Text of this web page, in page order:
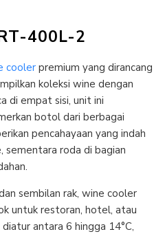
400L-2
coolerpremium yang dirancang
koleksi wine dengan
di empat sisi, unit ini
botol dari berbagai
pencahayaan yang indah
sementara roda di bagian
sembilan rak, wine cooler
untuk restoran, hotel, atau
antara 6 hingga 14°C,